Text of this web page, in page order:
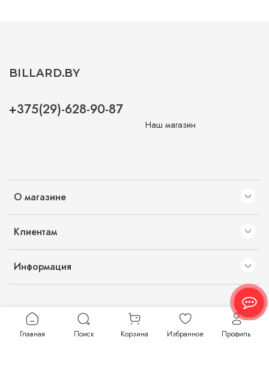
О магазине
Клиентам
Информация
BILLARD.BY
+375(29)-628-90-87
Наш магазин
Главная Поиск Корзина Избранное Профиль